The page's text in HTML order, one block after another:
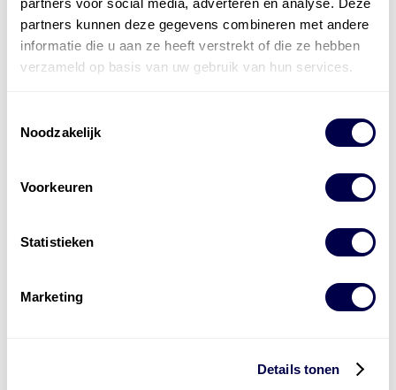
partners kunnen deze gegevens combineren met andere
informatie die u aan ze heeft verstrekt of die ze hebben
verzameld op basis van uw gebruik van hun services.
Noodzakelijk
Voorkeuren
Statistieken
Marketing
Details tonen